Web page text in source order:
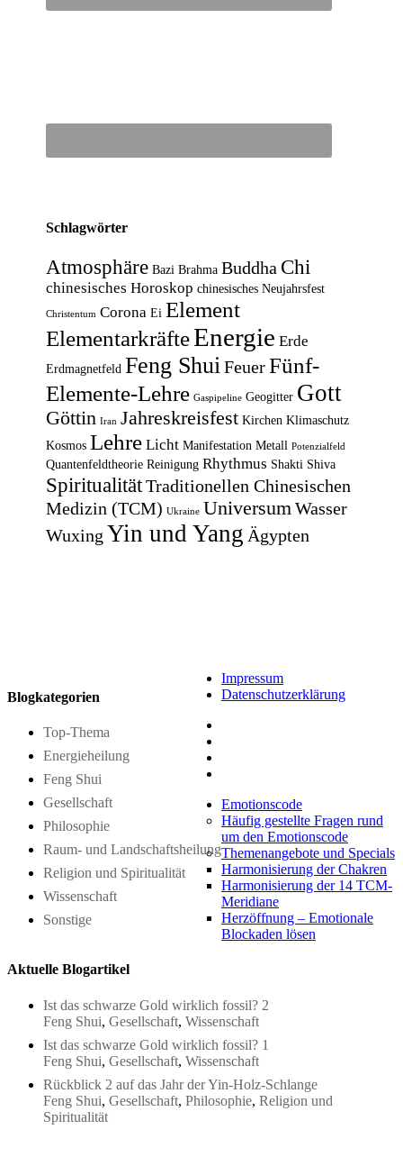
Schlagwörter
Atmosphäre Bazi Brahma Buddha Chi
chinesisches Horoskop chinesisches Neujahrsfest
Christentum Corona Ei Element
ElementarkräfteEnergie Erde
Erdmagnetfeld Feng Shui Feuer Fünf-
Elemente-Lehre Gaspipeline Geogitter Gott
Göttin Iran Jahreskreisfest Kirchen Klimaschutz
Kosmos Lehre Licht Manifestation Metall Potenzialfeld
Quantenfeldtheorie Reinigung Rhythmus Shakti Shiva
Spiritualität Traditionellen Chinesischen
Medizin (TCM) Ukraine Universum Wasser
Wuxing Yin und Yang Ägypten
Blogkategorien
Top-Thema
Energieheilung
Feng Shui
Gesellschaft
Philosophie
Raum- und Landschaftsheilung
Religion und Spiritualität
Wissenschaft
Sonstige
Aktuelle Blogartikel
Ist das schwarze Gold wirklich fossil? 2
Feng Shui, Gesellschaft, Wissenschaft
Ist das schwarze Gold wirklich fossil? 1
Feng Shui, Gesellschaft, Wissenschaft
Rückblick 2 auf das Jahr der Yin-Holz-Schlange
Feng Shui, Gesellschaft, Philosophie, Religion und
Spiritualität
Impressum
Datenschutzerklärung
Emotionscode
Häufig gestellte Fragen rund
um den Emotionscode
Themenangebote und Specials
Harmonisierung der Chakren
Harmonisierung der 14 TCM-
Meridiane
Herzöffnung – Emotionale
Blockaden lösen